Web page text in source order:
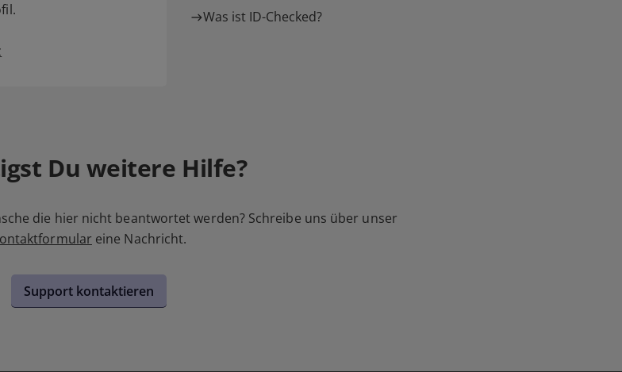
Was ist ID-Checked?
Du weitere Hilfe?
die hier nicht beantwortet werden? Schreibe uns über unser
eine Nachricht.
Support kontaktieren